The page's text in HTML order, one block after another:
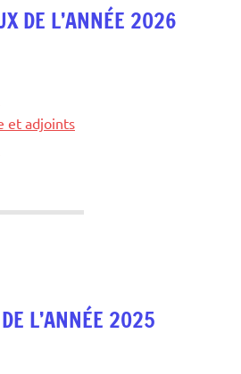
DE L’ANNÉE 2026
et adjoints
L’ANNÉE 2025